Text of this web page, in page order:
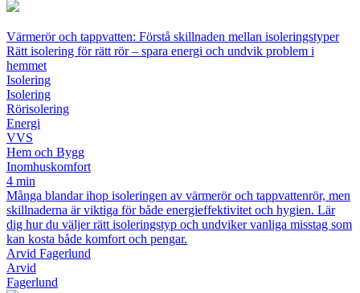
Värmerör och tappvatten: Förstå skillnaden mellan isoleringstyper
Rätt isolering för rätt rör – spara energi och undvik problem i
hemmet
Isolering
Isolering
Rörisolering
Energi
VVS
Hem och Bygg
Inomhuskomfort
4 min
Många blandar ihop isoleringen av värmerör och tappvattenrör, men
skillnaderna är viktiga för både energieffektivitet och hygien. Lär
dig hur du väljer rätt isoleringstyp och undviker vanliga misstag som
kan kosta både komfort och pengar.
Arvid Fagerlund
Arvid
Fagerlund